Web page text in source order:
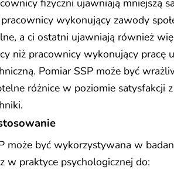
fizyczni ujawniają mniejszą
wykonujący zawody
a ci ostatni ujawniają również
niż pracownicy wykonujący pracę
Pomiar SSP może być
różnice w poziomie satysfakcji
może być wykorzystywana w
w praktyce psychologicznej do: